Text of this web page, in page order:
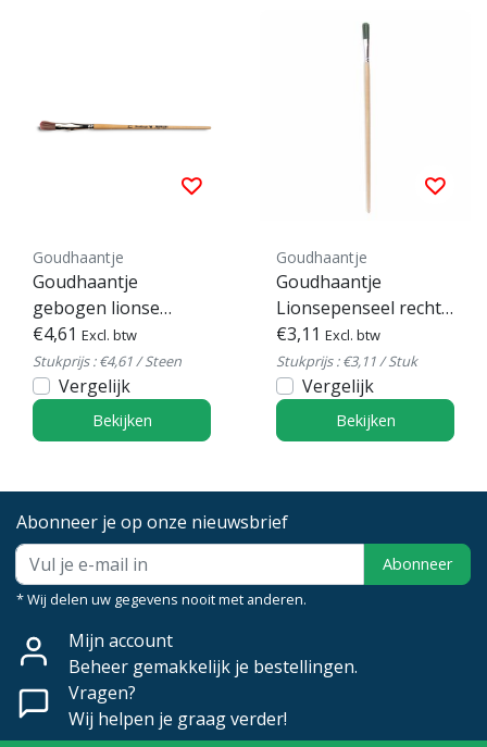
Goudhaantje
Goudhaantje
gebogen lionse
penselen Purple
Serie 786
€4,61 Excl. btw
Stukprijs : €4,61 / Steen
Vergelijk
Bekijken
Goudhaantje
Goudhaantje
Lionsepenseel rechte
kwast Futura serie
788
€3,11 Excl. btw
Stukprijs : €3,11 / Stuk
Vergelijk
Bekijken
Abonneer je op onze nieuwsbrief
Abonneer
* Wij delen uw gegevens nooit met anderen.
Mijn account
Beheer gemakkelijk je bestellingen.
Vragen?
Wij helpen je graag verder!